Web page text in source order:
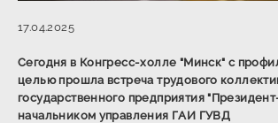
17.04.2025
Сегодня в Конгресс-холле "Минск" с
целью прошла встреча трудового
государственного предприятия
начальником управления ГАИ ГУВД